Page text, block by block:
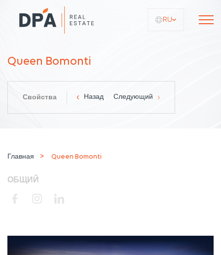
RU
Queen Bomonti
Свойства Назад Следующий
ОБЩИЙ
Главная Queen Bomonti